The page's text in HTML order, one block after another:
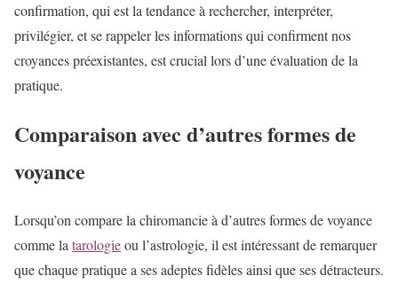
confirmation, qui est la tendance à rechercher, interpréter,
privilégier, et se rappeler les informations qui confirment nos
croyances préexistantes, est crucial lors d’une évaluation de la
pratique.
Comparaison avec d’autres formes de
voyance
Lorsqu’on compare la chiromancie à d’autres formes de voyance
comme latarologieou l’astrologie, il est intéressant de remarquer
que chaque pratique a ses adeptes fidèles ainsi que ses détracteurs.